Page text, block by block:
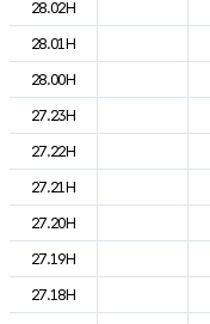
28.02H
28.01H
28.00H
27.23H
27.22H
27.21H
27.20H
27.19H
27.18H